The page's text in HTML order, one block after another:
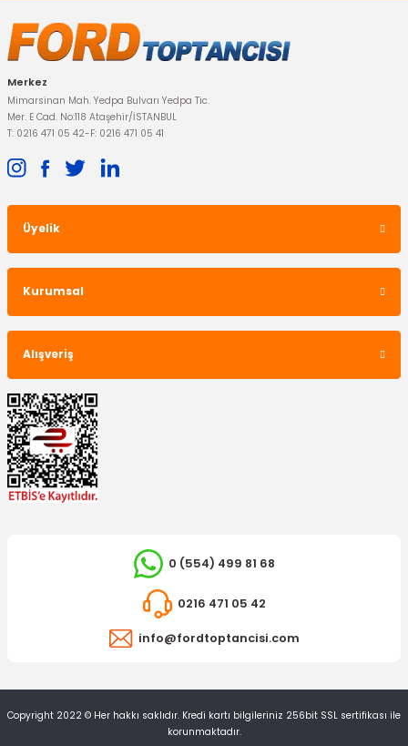
Merkez
Mimarsinan Mah. Yedpa Bulvarı Yedpa Tic.
Mer. E Cad. No:118 Ataşehir/İSTANBUL
T: 0216 471 05 42-F: 0216 471 05 41
Üyelik
Kurumsal
Alışveriş
0 (554) 499 81 68
0216 471 05 42
info@fordtoptancisi.com
Copyright 2022 © Her hakkı saklıdır. Kredi kartı bilgileriniz 256bit SSL sertifikası ile
korunmaktadır.